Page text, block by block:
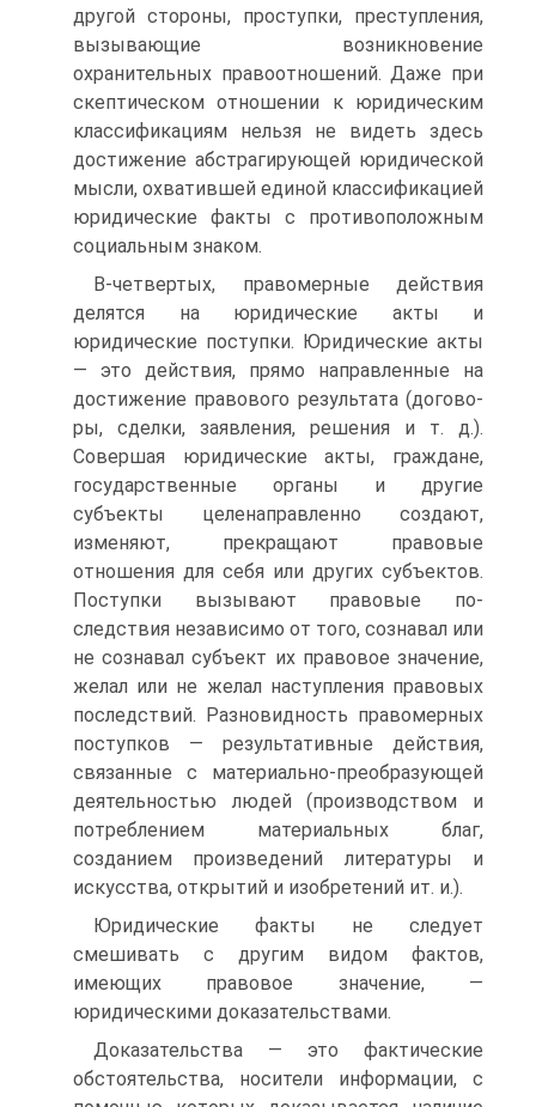
другой стороны, проступки, преступления,
вызывающие возникно­вение
охранительных правоотношений. Даже при
скептическом от­ношении к юридическим
классификациям нельзя не видеть здесь
достижение абстрагирующей юридической
мысли, охватившей еди­ной классификацией
юридические факты с противоположным
соци­альным знаком.
В-четвертых, правомерные действия
делятся на юридические ак­ты и
юридические поступки. Юридические акты
— это действия, прямо направленные на
достижение правового результата (догово­
ры, сделки, заявления, решения и т. д.).
Совершая юридические ак­ты, граждане,
государственные органы и другие
субъекты целена­правленно создают,
изменяют, прекращают правовые
отношения для себя или других субъектов.
Поступки вызывают правовые по­
следствия независимо от того, сознавал или
не сознавал субъект их правовое значение,
желал или не желал наступления правовых
по­следствий. Разновидность правомерных
поступков — результатив­ные действия,
связанные с материально-преобразующей
деятельно­стью людей (производством и
потреблением материальных благ,
созданием произведений литературы и
искусства, открытий и изо­бретений ит. и.).
Юридические факты не следует
смешивать с другим видом фак­тов,
имеющих правовое значение, —
юридическими доказательствами.
Доказательства — это фактические
обстоятельства, носители инфор­мации, с